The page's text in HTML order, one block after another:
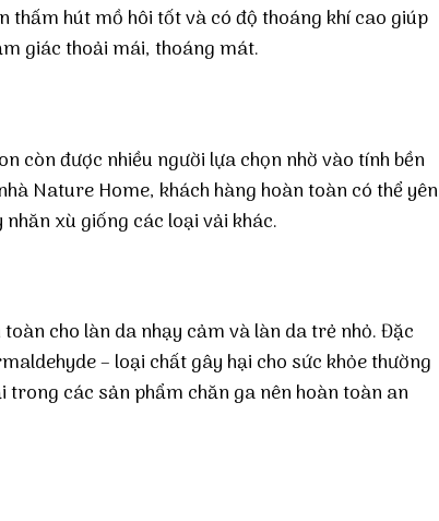
hút mồ hôi tốt và có độ thoáng khí cao giúp
giác thoải mái, thoáng mát.
còn được nhiều người lựa chọn nhờ vào tính bền
Nature Home, khách hàng hoàn toàn có thể yên
xù giống các loại vải khác.
cho làn da nhạy cảm và làn da trẻ nhỏ. Đặc
– loại chất gây hại cho sức khỏe thường
các sản phẩm chăn ga nên hoàn toàn an